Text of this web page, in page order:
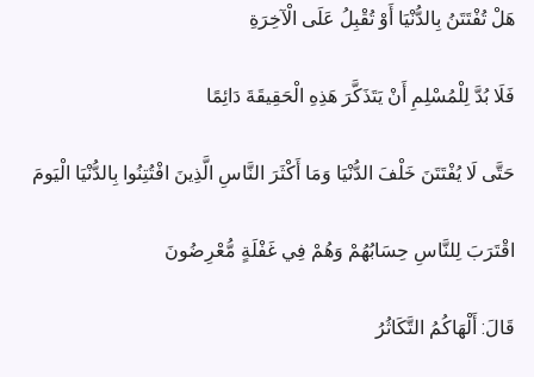
هَلْ تُفْتَتَنُ بِالدُّنْيَا أَوْ تُقْبِلُ عَلَى الْآخِرَةِ
فَلَا بُدَّ لِلْمُسْلِمِ أَنْ يَتَذَكَّرَ هَذِهِ الْحَقِيقَةَ دَائِمًا
حَتَّى لَا يُفْتَتَنَ خَلْفَ الدُّنْيَا وَمَا أَكْثَرَ النَّاسِ الَّذِينَ افْتُتِنُوا بِالدُّنْيَا الْيَومَ
اقْتَرَبَ لِلنَّاسِ حِسَابُهُمْ وَهُمْ فِي غَفْلَةٍ مُّعْرِضُونَ
قَالَ: أَلْهَاكُمُ التَّكَاثُرُ